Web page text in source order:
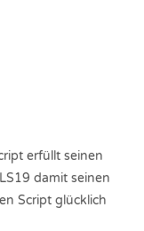
erfüllt seinen
damit seinen
Script glücklich